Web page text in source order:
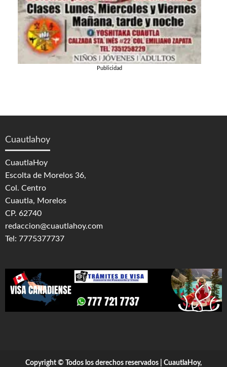
Publicidad
Cuautlahoy
CuautlaHoy
Escolta de Morelos 36,
Col. Centro
Cuautla, Morelos
CP. 62740
redaccion@cuautlahoy.com
Tel: 7775377737
Copyright © Todos los derechos reservados | CuautlaHoy,